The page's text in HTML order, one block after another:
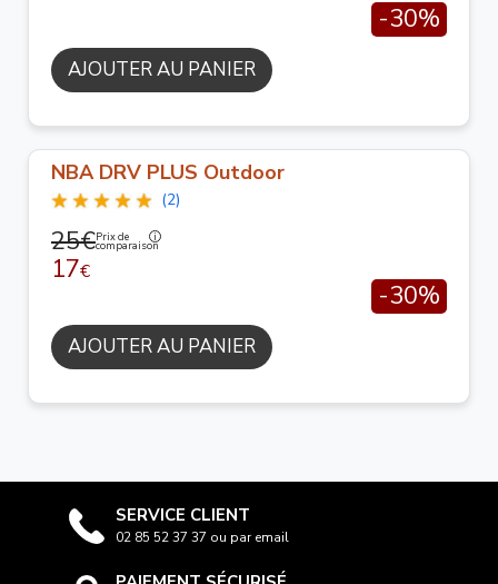
-30%
AJOUTER AU PANIER
NBA DRV PLUS Outdoor
(2)
25€Prix de
comparaison
17€
-30%
AJOUTER AU PANIER
SERVICE CLIENT
02 85 52 37 37 ou par email